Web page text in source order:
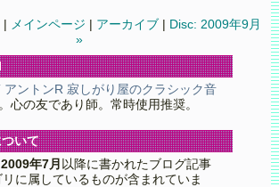
メインページ アーカイブ
Disc: 2009年9月
»
アントンR 寂しがり屋のクラシック音
。心の友であり師。常時使用推奨。
いて
2009年7月 以降に書かれたブログ記事
に属しているものが含まれていま